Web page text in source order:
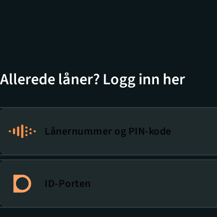
Allerede låner? Logg inn her
Lånernummer og PIN-kode
ID-Porten